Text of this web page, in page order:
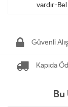
vardır-
Güvenli
Kapıda